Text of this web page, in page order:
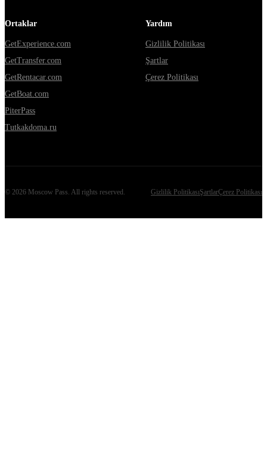
Ortaklar
GetExperience.com
GetTransfer.com
GetRentacar.com
GetBoat.com
PiterPass
Tutkakdoma.ru
Yardım
Gizlilik Politikası
Şartlar
Çerez Politikası
© 2026 Moscow Pass. All rights reserved. Gizlilik PolitikasıŞartlarÇerez Politikası